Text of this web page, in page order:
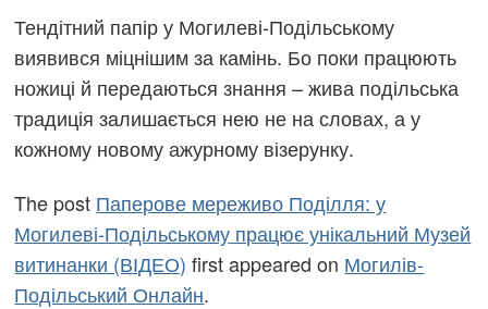
Тендітний папір у Могилеві-Подільському
виявився міцнішим за камінь. Бо поки працюють
ножиці й передаються знання – жива подільська
традиція залишається нею не на словах, а у
кожному новому ажурному візерунку.
The post Паперове мереживо Поділля: у
Могилеві-Подільському працює унікальний Музей
витинанки (ВІДЕО) first appeared on Могилів-
Подільський Онлайн.